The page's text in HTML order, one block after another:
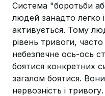
Система "боротьби
людей занадто легко
активується. Тому
рівень тривоги,
небезпечне ось-ось
боятися конкретних
загалом боятися.
нервозність і